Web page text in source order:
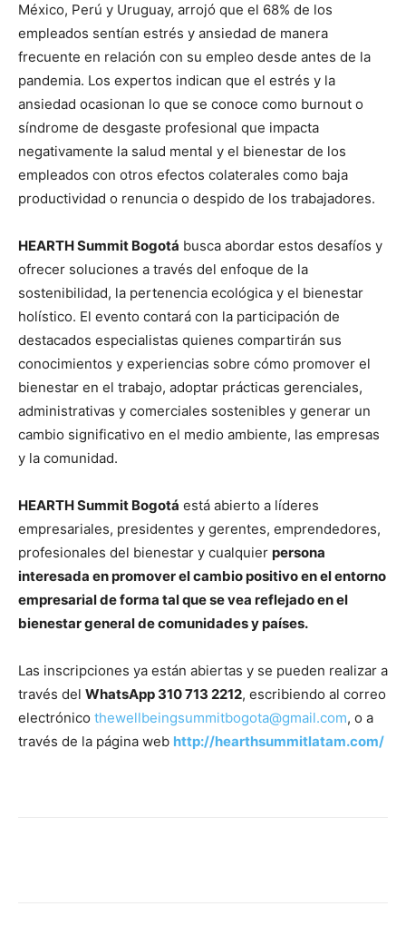
México, Perú y Uruguay, arrojó que el 68% de los
empleados sentían estrés y ansiedad de manera
frecuente en relación con su empleo desde antes de la
pandemia. Los expertos indican que el estrés y la
ansiedad ocasionan lo que se conoce como burnout o
síndrome de desgaste profesional que impacta
negativamente la salud mental y el bienestar de los
empleados con otros efectos colaterales como baja
productividad o renuncia o despido de los trabajadores.
HEARTH Summit Bogotá busca abordar estos desafíos y
ofrecer soluciones a través del enfoque de la
sostenibilidad, la pertenencia ecológica y el bienestar
holístico. El evento contará con la participación de
destacados especialistas quienes compartirán sus
conocimientos y experiencias sobre cómo promover el
bienestar en el trabajo, adoptar prácticas gerenciales,
administrativas y comerciales sostenibles y generar un
cambio significativo en el medio ambiente, las empresas
y la comunidad.
HEARTH Summit Bogotá está abierto a líderes
empresariales, presidentes y gerentes, emprendedores,
profesionales del bienestar y cualquier persona
interesada en promover el cambio positivo en el entorno
empresarial de forma tal que se vea reflejado en el
bienestar general de comunidades y países.
Las inscripciones ya están abiertas y se pueden realizar a
través del WhatsApp 310 713 2212, escribiendo al correo
electrónico thewellbeingsummitbogota@gmail.com, o a
través de la página web http://hearthsummitlatam.com/